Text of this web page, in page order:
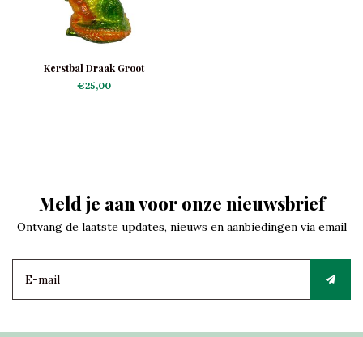
Kerstbal Draak Groot
€25,00
Meld je aan voor onze nieuwsbrief
Ontvang de laatste updates, nieuws en aanbiedingen via email